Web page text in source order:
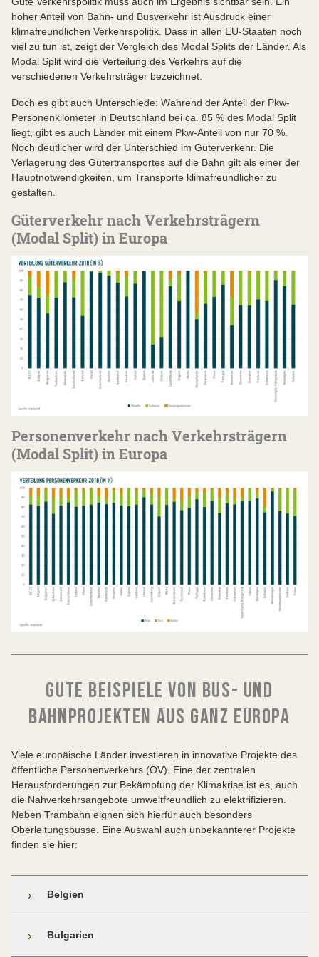
hoher Anteil von Bahn- und Busverkehr ist Ausdruck einer
klimafreundlichen Verkehrspolitik. Dass in allen EU-Staaten noch
viel zu tun ist, zeigt der Vergleich des Modal Splits der Länder. Als
Modal Split wird die Verteilung des Verkehrs auf die
verschiedenen Verkehrsträger bezeichnet.
Doch es gibt auch Unterschiede: Während der Anteil der Pkw-
Personenkilometer in Deutschland bei ca. 85 % des Modal Split
liegt, gibt es auch Länder mit einem Pkw-Anteil von nur 70 %.
Noch deutlicher wird der Unterschied im Güterverkehr. Die
Verlagerung des Gütertransportes auf die Bahn gilt als einer der
Hauptnotwendigkeiten, um Transporte klimafreundlicher zu
gestalten.
Güterverkehr nach Verkehrsträgern
(Modal Split) in Europa
Personenverkehr nach Verkehrsträgern
(Modal Split) in Europa
GUTE BEISPIELE VON BUS- UND
BAHNPROJEKTEN AUS GANZ EUROPA
Viele europäische Länder investieren in innovative Projekte des
öffentliche Personenverkehrs (ÖV). Eine der zentralen
Herausforderungen zur Bekämpfung der Klimakrise ist es, auch
die Nahverkehrsangebote umweltfreundlich zu elektrifizieren.
Neben Trambahn eignen sich hierfür auch besonders
Oberleitungsbusse. Eine Auswahl auch unbekannterer Projekte
finden sie hier:
› Belgien
Neubau Sneltram Hasselt – Maastricht
› Bulgarien